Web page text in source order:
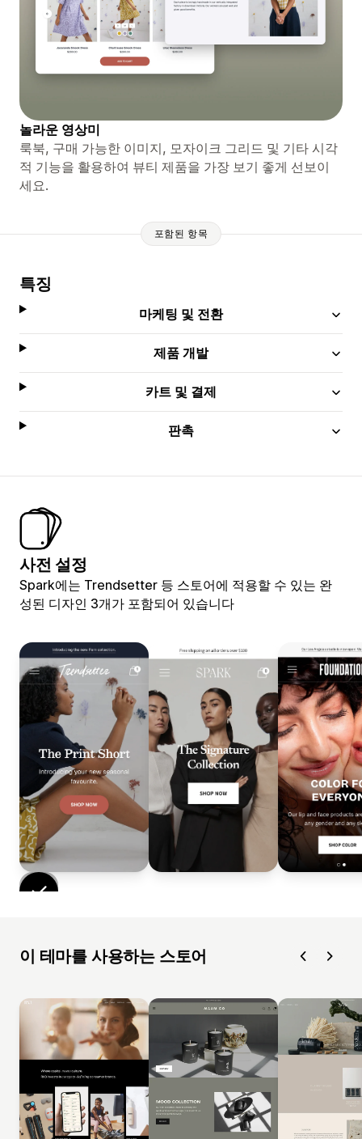
놀라운 영상미
룩북, 구매 가능한 이미지, 모자이크 그리드 및 기타 시각
적 기능을 활용하여 뷰티 제품을 가장 보기 좋게 선보이
세요.
포함된 항목
특징
마케팅 및 전환
제품 개발
카트 및 결제
판촉
사전 설정
Spark에는 Trendsetter 등 스토어에 적용할 수 있는 완
성된 디자인 3개가 포함되어 있습니다
이 테마를 사용하는 스토어